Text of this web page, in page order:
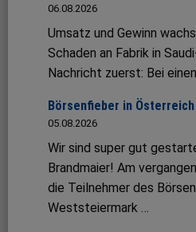
06.08.2026
Umsatz und Gewinn
Schaden an Fabrik in
Nachricht zuerst: Bei
Börsenfieber in
05.08.2026
Wir sind super gut
Brandmaier! Am
die Teilnehmer des
Weststeiermark …